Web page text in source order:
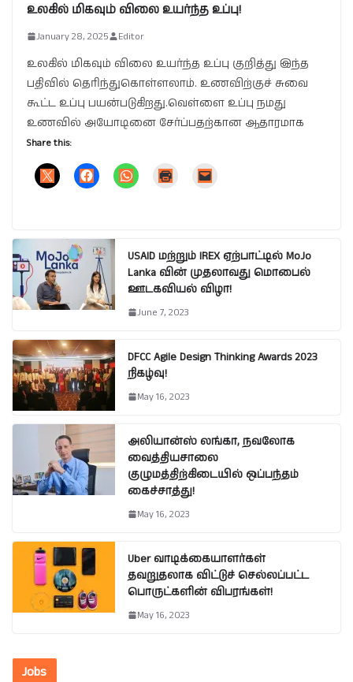
உலகில் மிகவும் விலை உயர்ந்த உப்பு!
January 28, 2025 Editor
உலகில் மிகவும் விலை உயர்ந்த உப்பு குறித்து இந்த
பதிவில் தெரிந்துகொள்ளலாம். உணவிற்குச் சுவை
கூட்ட உப்பு பயன்படுகிறது.வெள்ளை உப்பு நமது
உணவில் அயோடினை சேர்ப்பதற்கான ஆதாரமாக
Share this:
USAID மற்றும் IREX ஏற்பாட்டில் MoJo
Lanka வின் முதலாவது மொபைல்
ஊடகவியல் விழா!
June 7, 2023
DFCC Agile Design Thinking Awards 2023
நிகழ்வு!
May 16, 2023
அலியான்ஸ் லங்கா, நவலோக
வைத்தியசாலை
குழுமத்திற்கிடையில் ஒப்பந்தம்
கைச்சாத்து!
May 16, 2023
Uber வாடிக்கையாளர்கள்
தவறுதலாக விட்டுச் செல்லப்பட்ட
பொருட்களின் விபரங்கள்!
May 16, 2023
Jobs